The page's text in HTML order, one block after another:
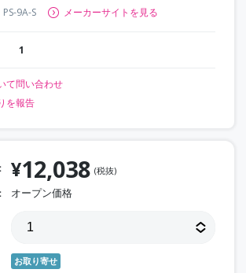
PS-9A-S メーカーサイトを見る
1
て問い合わせ
を報告
¥12,038 (税抜)
オープン価格
お取り寄せ